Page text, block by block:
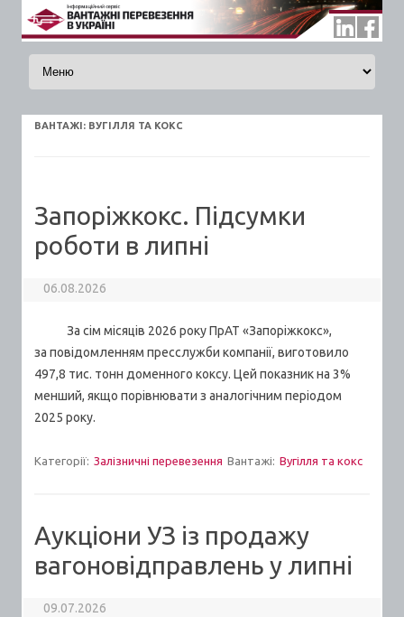
Skip to content
ВАНТАЖI: ВУГІЛЛЯ ТА КОКС
Запоріжкокс. Підсумки
роботи в липні
06.08.2026
За сім місяців 2026 року ПрАТ «Запоріжкокс»,
за повідомленням пресслужби компанії, виготовило
497,8 тис. тонн доменного коксу. Цей показник на 3%
менший, якщо порівнювати з аналогічним періодом
2025 року.
Категорії: Залізничні перевезення Вантажі: Вугілля та кокс
Аукціони УЗ із продажу
вагоновідправлень у липні
09.07.2026